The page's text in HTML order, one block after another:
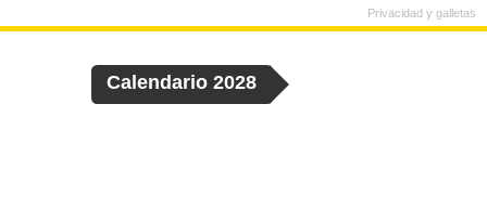
Calendario 2028
Privacidad y galletas